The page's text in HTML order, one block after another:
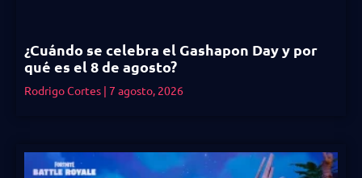
¿Cuándo se celebra el Gashapon Day y por
qué es el 8 de agosto?
Rodrigo Cortes 7 agosto, 2026